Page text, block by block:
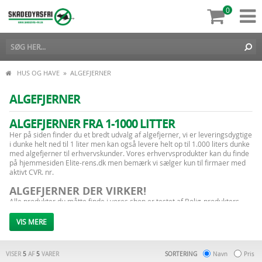
0
HUS OG HAVE » ALGEFJERNER
ALGEFJERNER
ALGEFJERNER FRA 1-1000 LITTER
Her på siden finder du et bredt udvalg af algefjerner, vi er leveringsdygtige
i dunke helt ned til 1 liter men kan også levere helt op til 1.000 liters dunke
med algefjerner til erhvervskunder. Vores erhvervsprodukter kan du finde
på hjemmesiden Elite-rens.dk men bemærk vi sælger kun til firmaer med
aktivt CVR. nr.
ALGEFJERNER DER VIRKER!
Alle produkter du måtte finde i vores shop er testet af Bolig-produkters
kenskab til de enkelte produkter og kan være behjælpelige med
blandingsforhold, tips og tricks.
Når du køber algefjerner er det vigtigt du læser på dunken hvilke
VIS MERE
SORTERING Navn Pris
VISER 5 AF 5 VARER